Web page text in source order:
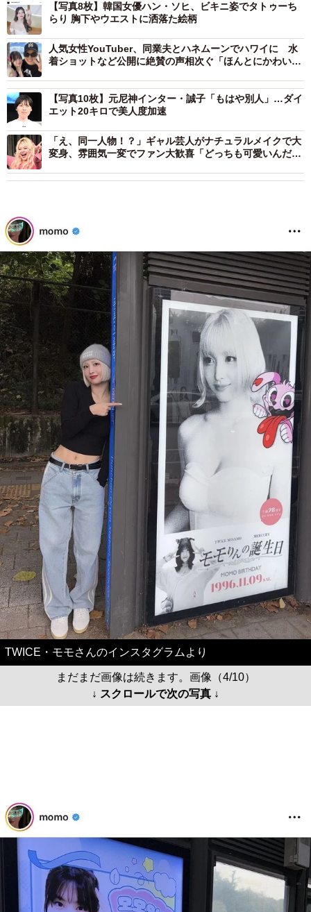
【写真8枚】韓国女優ハン・ソヒ、ビキニ姿でタトゥーち
らり 胸下やウエストに洒落た絵柄
人気女性YouTuber、同業夫とハネムーンでハワイに 水
着ショットなど公開に絶賛の声相次ぐ「ほんとにかわい
【写真10枚】元尼神インター・誠子「もはや別人」…ダイ
エット20キロで美人度加速
「え、同一人物！？」ギャル芸人がナチュラルメイクで大
変身、雰囲気一変でファン大歓喜「どっちも可愛いんだ
TWICE・モモさんのインスタグラムより
まだまだ画像は続きます。画像（4/10）
↓ スクロールで次の写真 ↓